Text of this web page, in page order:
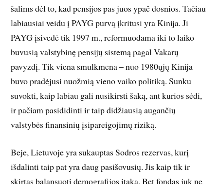
šalims dėl to, kad pensijos pas juos ypač dosnios. Tačiau
labiausiai veidu į PAYG purvą įkritusi yra Kinija. Ji
PAYG įsivedė tik 1997 m., reformuodama iki to laiko
buvusią valstybinę pensijų sistemą pagal Vakarų
pavyzdį. Tik viena smulkmena – nuo 1980ųjų Kinija
buvo pradėjusi nuožmią vieno vaiko politiką. Sunku
suvokti, kaip labiau gali nusikirsti šaką, ant kurios sėdi,
ir pačiam pasididinti ir taip didžiausią augančių
valstybės finansinių įsipareigojimų riziką.
Beje, Lietuvoje yra sukauptas Sodros rezervas, kurį
išdalinti taip pat yra daug pasišovusių. Jis kaip tik ir
skirtas balansuoti demografijos įtaką. Bet fondas juk ne